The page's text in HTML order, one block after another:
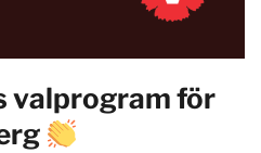
valprogram för